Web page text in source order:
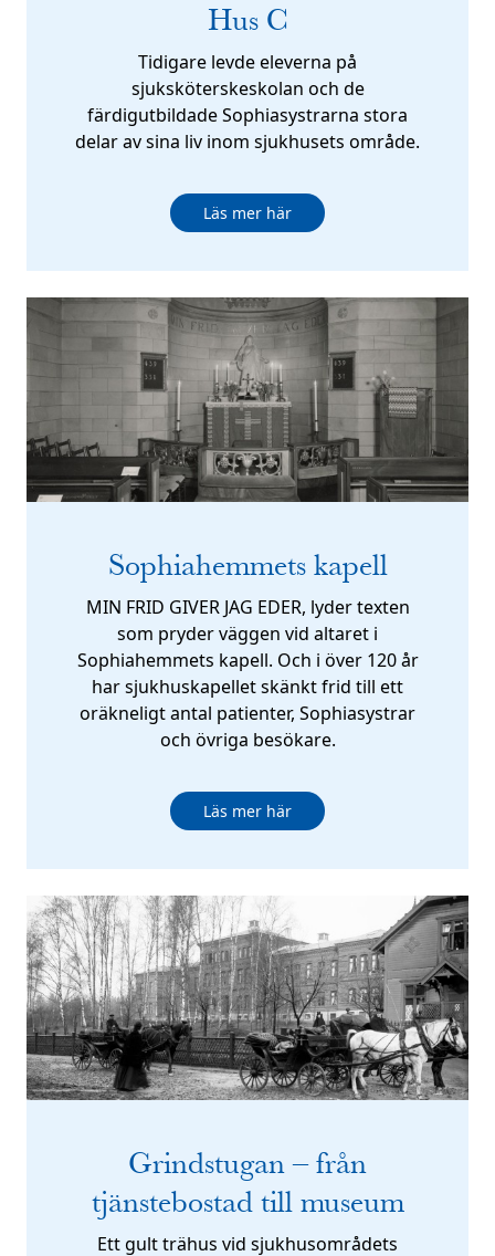
Hus C
Tidigare levde eleverna på
sjuksköterskeskolan och de
färdigutbildade Sophiasystrarna stora
delar av sina liv inom sjukhusets område.
Läs mer här
Sophiahemmets kapell
MIN FRID GIVER JAG EDER, lyder texten
som pryder väggen vid altaret i
Sophiahemmets kapell. Och i över 120 år
har sjukhuskapellet skänkt frid till ett
oräkneligt antal patienter, Sophiasystrar
och övriga besökare.
Läs mer här
Grindstugan – från
tjänstebostad till museum
Ett gult trähus vid sjukhusområdets